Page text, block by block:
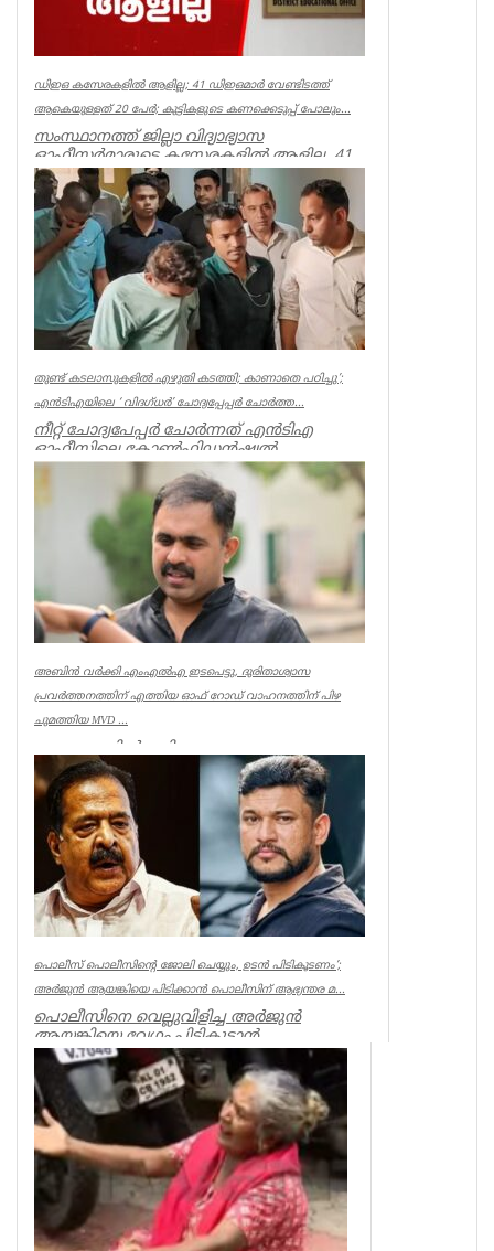
ഡിഇഒ കസേരകളില്‍ ആളില്ല; 41 ഡിഇഒമാര്‍ വേണ്ടിടത്ത്
ആകെയുള്ളത് 20 പേര്‍; കുട്ടികളുടെ കണക്കെടുപ്പ് പോലും...
സംസ്ഥാനത്ത് ജില്ലാ വിദ്യാഭ്യാസ
ഓഫീസര്‍മാരുടെ കസേരകളില്‍ ആളില്ല. 41
ഡിഇഒമാരില്‍ നിലവില്‍ ഉള്ളത് 20 പ...
Kerala
തുണ്ട് കടലാസുകളില്‍ എഴുതി കടത്തി; കാണാതെ പഠിച്ചു’;
എന്‍ടിഎയിലെ ‘ വിദഗ്ധര്‍’ ചോദ്യപ്പേപ്പര്‍ ചോര്‍ത്ത...
നീറ്റ് ചോദ്യപേപ്പര്‍ ചോര്‍ന്നത് എന്‍ടിഎ
ഓഫീസിലെ കോണ്‍ഫിഡന്‍ഷ്യല്‍
സെക്ഷനില്‍ നിന്ന് എന്ന് സിബിഐ. എന...
Kerala
അബിൻ വർക്കി എംഎൽഎ ഇടപെട്ടു, ദുരിതാശ്വാസ
പ്രവർത്തനത്തിന് എത്തിയ ഓഫ് റോഡ് വാഹനത്തിന് പിഴ
ചുമത്തിയ MVD ...
ആറന്മുളയിൽ ദുരിതാശ്വാസ
പ്രവർത്തനത്തിന് എത്തിയ ഓഫ് റോഡ്
വാഹനത്തിന് മോട്ടോർ വെഹിക്കിൾ
ഇൻസ്പെക്ടർ പിഴ ...
Kerala
പൊലീസ് പൊലീസിന്റെ ജോലി ചെയ്യും, ഉടന്‍ പിടികൂടണം’;
അര്‍ജുന്‍ ആയങ്കിയെ പിടിക്കാന്‍ പൊലീസിന് ആഭ്യന്തര മ...
പൊലീസിനെ വെല്ലുവിളിച്ച അര്‍ജുന്‍
ആയങ്കിയെ വേഗം പിടികൂടാന്‍
ആഭ്യന്തരമന്ത്രി രമേശ് ചെന്നിത്തലയുടെ
നിര...
Kerala